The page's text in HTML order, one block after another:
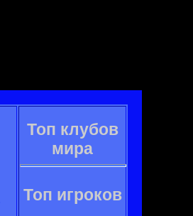
Топ клубов
мира
Топ игроков